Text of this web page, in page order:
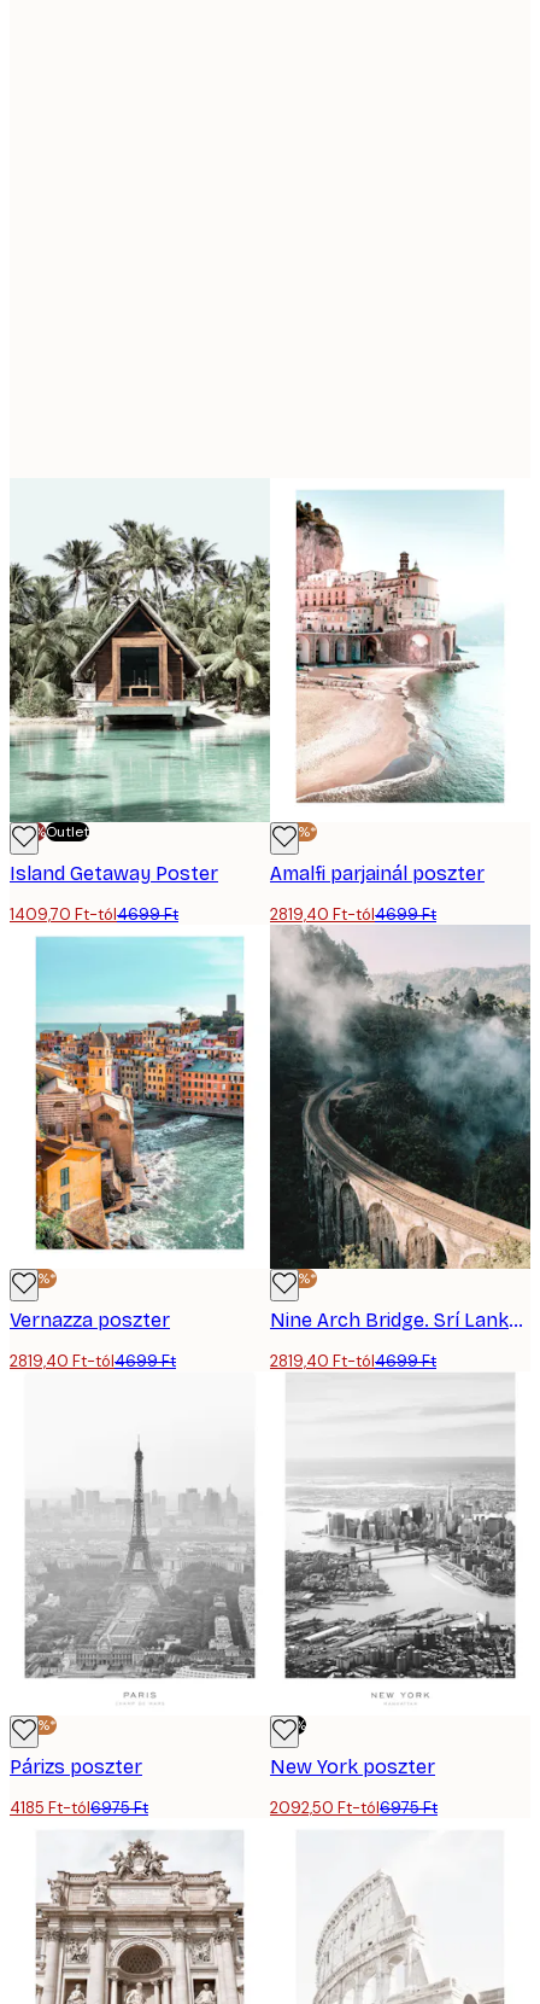
-70%Outlet
Island Getaway Poster
1409,70 Ft-tól4699 Ft
-40%*
Amalfi parjainál poszter
2819,40 Ft-tól4699 Ft
-40%*
Vernazza poszter
2819,40 Ft-tól4699 Ft
-40%*
Nine Arch Bridge. Srí Lanka poszter
2819,40 Ft-tól4699 Ft
-40%*
Párizs poszter
4185 Ft-tól6975 Ft
-70%
New York poszter
2092,50 Ft-tól6975 Ft